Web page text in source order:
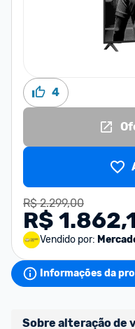
4
R$ 2.299,00
R$
Vendido por:
Informações da
Sobre alteração de